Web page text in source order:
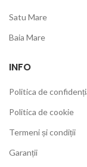
Satu Mare
Baia Mare
INFO
Politica de
Politica de cookie
Termeni și condiții
Garanții